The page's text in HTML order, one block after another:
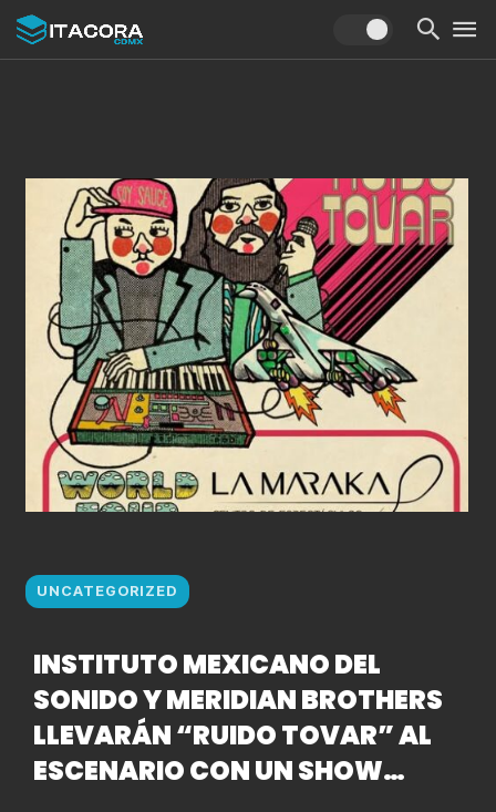
UNCATEGORIZED
INSTITUTO MEXICANO DEL
SONIDO Y MERIDIAN BROTHERS
LLEVARÁN “RUIDO TOVAR” AL
ESCENARIO CON UN SHOW